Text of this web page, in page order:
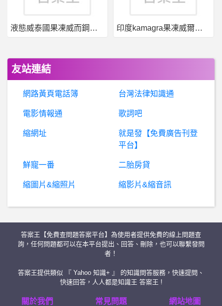
高雄- 鹽埕一直聽到碰碰聲？ 鹽埕一直聽到碰碰聲？
房
屋交易- 小坪數1.5衛or多隔一房 小坪數1.5衛or多隔一房
棒
球- 喵喵的飯店可以退掉嗎？ 喵喵的飯店可以退掉嗎？
股票- 陽明今天這種V法會是散戶造成的嗎
暗
黑破壞神 - D3,D2,D1- D2R 新手請問 D2R 新手請問
股
票- 請問除權息不同日，最後買進進日為何？ 請問除權息不同日，最後買進進日為何？
印度kamagra果凍威爾剛用於治療男性勃起功能障礙 果凍威而鋼50入，液態威，口溶速效
友站連結
網路黃頁電話簿 台灣法律知識通
電影情報通 歌詞吧
縮網址
就是發【免費廣告刊登
平台】
鮮寵一番 二胎房貸
縮圖片&縮照片 縮影片&縮音訊
答案王【免費查問題答案平台】為使用者提供免費的線上問題查
詢，任何問題都可以在本平台提出、回答、刪除，也可以聯繫發問
者！
答案王提供類似 『 Yahoo 知識+ 』 的知識問答服務，快速提問、
快速回答，人人都是知識王 答案王 !
關於我們 常見問題 網站地圖